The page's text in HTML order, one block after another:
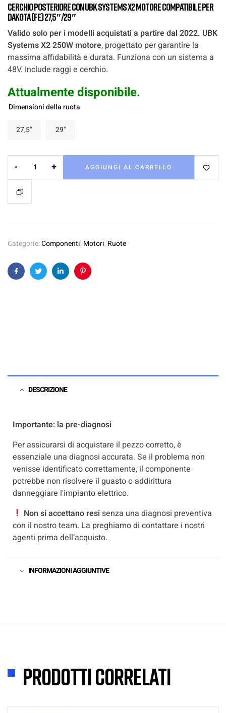
Cerchio posteriore con UBK Systems X2 motore compatibile per
Dakota (FE) 27,5″/29″
Valido solo per i modelli acquistati a partire dal 2022. UBK
Systems X2 250W motore, progettato per garantire la
massima affidabilità e durata. Funziona con un sistema a
48V. Include raggi e cerchio.
Attualmente disponibile.
Dimensioni della ruota
27,5" 29"
- + AGGIUNGI AL CARRELLO
Categorie:Componenti, Motori, Ruote
FacebookTwitterLinkedinPinterest
DESCRIZIONE
Importante: la pre-diagnosi
Per assicurarsi di acquistare il pezzo corretto, è
essenziale una diagnosi accurata. Se il problema non
venisse identificato correttamente, il componente
potrebbe non risolvere il guasto o addirittura
danneggiare l’impianto elettrico.
Non si accettano resisenza una diagnosi preventiva
con il nostro team. La preghiamo di contattare i nostri
agenti prima dell’acquisto.
INFORMAZIONI AGGIUNTIVE
Prodotti correlati